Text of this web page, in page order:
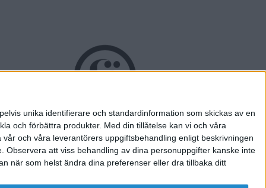
unika identifierare och standardinformation som skickas av en
och förbättra produkter. Med din tillåtelse kan vi och våra
och våra leverantörers uppgiftsbehandling enligt beskrivningen
Observera att viss behandling av dina personuppgifter kanske inte
när som helst ändra dina preferenser eller dra tillbaka ditt